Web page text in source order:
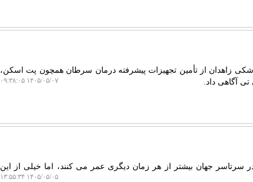
زاهدان از تأمین تجهیزات پیشرفته درمان سرطان همچون پت اسکن،
آگاهی داد.
۱۴۰۵/۰۵/۰۷ ۰۹:۳۸:۰۵
سرتاسر جهان بیشتر از هر زمان دیگری عمر می کنند، اما خیلی از این
۱۴۰۵/۰۵/۰۵ ۱۳:۵۵:۳۴